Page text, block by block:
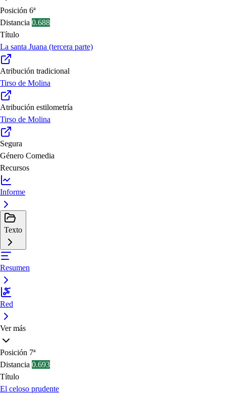
Posición 6ª
Distancia 0.688
Título
La santa Juana (tercera parte)
Atribución tradicional
Tirso de Molina
Atribución estilometría
Tirso de Molina
Segura
Género Comedia
Recursos
Informe
Texto
Resumen
Red
Ver más
Posición 7ª
Distancia 0.693
Título
El celoso prudente